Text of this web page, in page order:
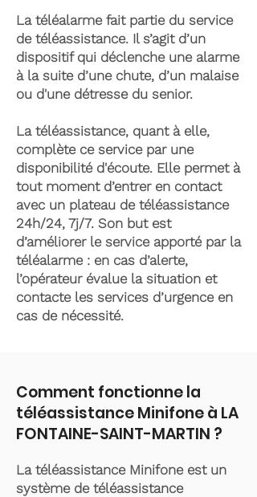
La téléalarme fait partie du service
de téléassistance. Il s’agit d’un
dispositif qui déclenche une alarme
à la suite d’une chute, d’un malaise
ou d'une détresse du senior.
La téléassistance, quant à elle,
complète ce service par une
disponibilité d'écoute. Elle permet à
tout moment d’entrer en contact
avec un plateau de téléassistance
24h/24, 7j/7. Son but est
d’améliorer le service apporté par la
téléalarme : en cas d’alerte,
l’opérateur évalue la situation et
contacte les services d’urgence en
cas de nécessité.
Comment fonctionne la
téléassistance Minifone à LA
FONTAINE-SAINT-MARTIN ?
La téléassistance Minifone est un
système de téléassistance